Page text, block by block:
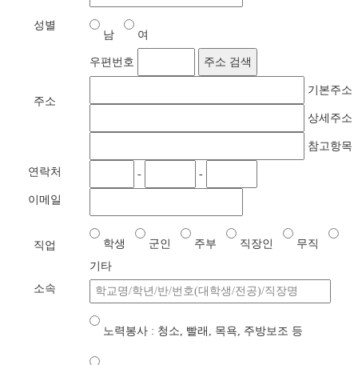
성별
남
여
주소
우편번호 주소 검색
기본주소
상세주소
참고항목
연락처 - -
이메일
직업 학생 군인 주부 직장인
무직
기타
소속
노력봉사 : 청소, 빨래, 목욕, 주방보조 등